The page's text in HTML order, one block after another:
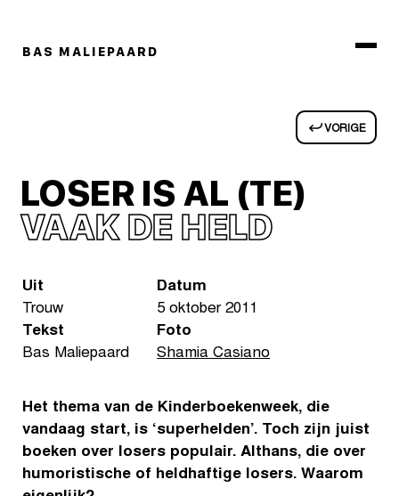
BAS MALIEPAARD
VORIGE
LOSER IS AL (TE)
VAAK DE HELD
Uit
Trouw
Datum
5 oktober 2011
Tekst
Bas Maliepaard
Foto
Shamia Casiano
Het thema van de Kinderboekenweek, die
vandaag start, is ‘superhelden’. Toch zijn juist
boeken over losers populair. Althans, die over
humoristische of heldhaftige losers. Waarom